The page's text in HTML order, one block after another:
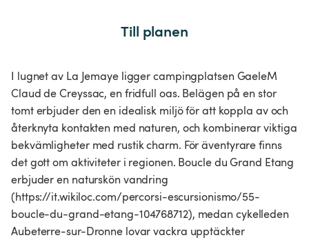
Till planen
I lugnet av La Jemaye ligger campingplatsen GaeleM
Claud de Creyssac, en fridfull oas. Belägen på en stor
tomt erbjuder den en idealisk miljö för att koppla av och
återknyta kontakten med naturen, och kombinerar viktiga
bekvämligheter med rustik charm. För äventyrare finns
det gott om aktiviteter i regionen. Boucle du Grand Etang
erbjuder en naturskön vandring
(https://it.wikiloc.com/percorsi-escursionismo/55-
boucle-du-grand-etang-104768712), medan cykelleden
Aubeterre-sur-Dronne lovar vackra upptäckter